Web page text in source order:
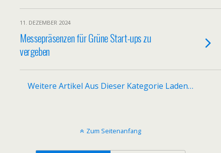
11. DEZEMBER 2024
Messepräsenzen für Grüne Start-ups zu
vergeben
Weitere Artikel Aus Dieser Kategorie Laden…
Zum Seitenanfang